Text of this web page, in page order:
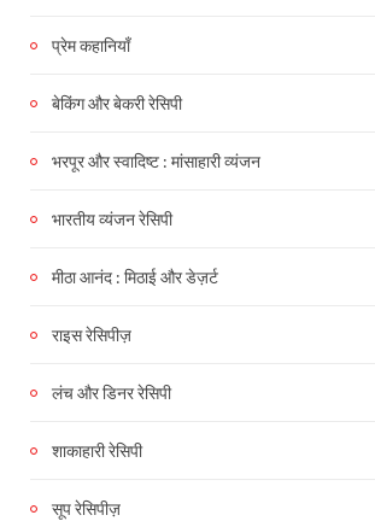
प्रेम कहानियाँ
बेकिंग और बेकरी रेसिपी
भरपूर और स्वादिष्ट : मांसाहारी व्यंजन
भारतीय व्यंजन रेसिपी
मीठा आनंद : मिठाई और डेज़र्ट
राइस रेसिपीज़
लंच और डिनर रेसिपी
शाकाहारी रेसिपी
सूप रेसिपीज़